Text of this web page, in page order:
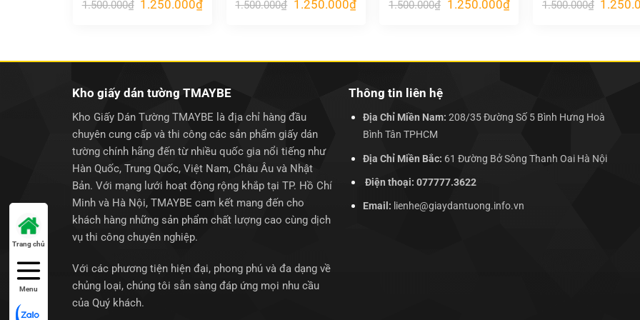
1.500.000₫ Giá
1.250.000₫Giá
1.500.000₫ Giá
1.250.000₫Giá
hiện
1.500.000₫ Giá
1.250.000₫Giá
hiện
1.500.000₫ Giá
Kho giấy dán tường TMAYBE
Kho Giấy Dán Tường TMAYBE là địa chỉ hàng đầu
chuyên cung cấp và thi công các sản phẩm giấy dán
tường chính hãng đến từ nhiều quốc gia nổi tiếng như
Hàn Quốc, Trung Quốc, Việt Nam, Châu Âu và Nhật
Bản. Với mạng lưới hoạt động rộng khắp tại TP. Hồ Chí
Minh và Hà Nội, TMAYBE cam kết mang đến cho
khách hàng những sản phẩm chất lượng cao cùng dịch
vụ thi công chuyên nghiệp.
Với các phương tiện hiện đại, phong phú và đa dạng về
chủng loại, chúng tôi sẵn sàng đáp ứng mọi nhu cầu
của Quý khách.
Thông tin liên hệ
Địa Chỉ Miền Nam: 208/35 Đường Số 5 Bình Hưng Hoà
Bình Tân TPHCM
Địa Chỉ Miền Bắc: 61 Đường Bở Sông Thanh Oai Hà Nội
Điện thoại: 077777.3622
Email: lienhe@giaydantuong.info.vn
Trang chủ
Menu